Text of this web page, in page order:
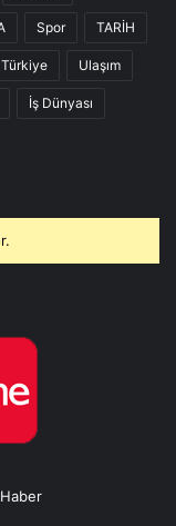
Spor TARİH
Türkiye Ulaşım
İş Dünyası